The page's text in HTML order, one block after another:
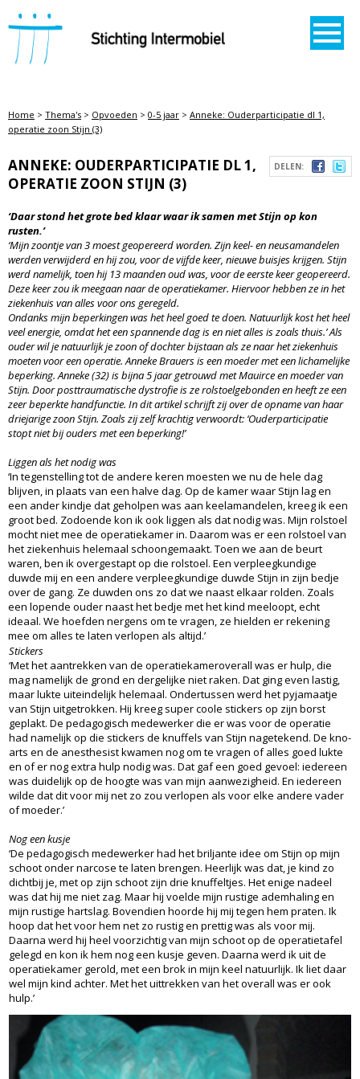
STICHTING INTERMOBIEL
Home > Thema's > Opvoeden > 0-5 jaar > Anneke: Ouderparticipatie dl 1,
operatie zoon Stijn (3)
DELEN:
ANNEKE: OUDERPARTICIPATIE DL 1,
OPERATIE ZOON STIJN (3)
‘Daar stond het grote bed klaar waar ik samen met Stijn op kon
rusten.’
‘Mijn zoontje van 3 moest geopereerd worden. Zijn keel- en neusamandelen
werden verwijderd en hij zou, voor de vijfde keer, nieuwe buisjes krijgen. Stijn
werd namelijk, toen hij 13 maanden oud was, voor de eerste keer geopereerd.
Deze keer zou ik meegaan naar de operatiekamer. Hiervoor hebben ze in het
ziekenhuis van alles voor ons geregeld.
Ondanks mijn beperkingen was het heel goed te doen. Natuurlijk kost het heel
veel energie, omdat het een spannende dag is en niet alles is zoals thuis.’ Als
ouder wil je natuurlijk je zoon of dochter bijstaan als ze naar het ziekenhuis
moeten voor een operatie. Anneke Brauers is een moeder met een lichamelijke
beperking. Anneke (32) is bijna 5 jaar getrouwd met Mauirce en moeder van
Stijn. Door posttraumatische dystrofie is ze rolstoelgebonden en heeft ze een
zeer beperkte handfunctie. In dit artikel schrijft zij over de opname van haar
driejarige zoon Stijn. Zoals zij zelf krachtig verwoordt: ‘Ouderparticipatie
stopt niet bij ouders met een beperking!’
Liggen als het nodig was
‘In tegenstelling tot de andere keren moesten we nu de hele dag
blijven, in plaats van een halve dag. Op de kamer waar Stijn lag en
een ander kindje dat geholpen was aan keelamandelen, kreeg ik een
groot bed. Zodoende kon ik ook liggen als dat nodig was. Mijn rolstoel
mocht niet mee de operatiekamer in. Daarom was er een rolstoel van
het ziekenhuis helemaal schoongemaakt. Toen we aan de beurt
waren, ben ik overgestapt op die rolstoel. Een verpleegkundige
duwde mij en een andere verpleegkundige duwde Stijn in zijn bedje
over de gang. Ze duwden ons zo dat we naast elkaar rolden. Zoals
een lopende ouder naast het bedje met het kind meeloopt, echt
ideaal. We hoefden nergens om te vragen, ze hielden er rekening
mee om alles te laten verlopen als altijd.’
Stickers
‘Met het aantrekken van de operatiekameroverall was er hulp, die
mag namelijk de grond en dergelijke niet raken. Dat ging even lastig,
maar lukte uiteindelijk helemaal. Ondertussen werd het pyjamaatje
van Stijn uitgetrokken. Hij kreeg super coole stickers op zijn borst
geplakt. De pedagogisch medewerker die er was voor de operatie
had namelijk op die stickers de knuffels van Stijn nagetekend. De kno-
arts en de anesthesist kwamen nog om te vragen of alles goed lukte
en of er nog extra hulp nodig was. Dat gaf een goed gevoel: iedereen
was duidelijk op de hoogte was van mijn aanwezigheid. En iedereen
wilde dat dit voor mij net zo zou verlopen als voor elke andere vader
of moeder.’
Nog een kusje
‘De pedagogisch medewerker had het briljante idee om Stijn op mijn
schoot onder narcose te laten brengen. Heerlijk was dat, je kind zo
dichtbij je, met op zijn schoot zijn drie knuffeltjes. Het enige nadeel
was dat hij me niet zag. Maar hij voelde mijn rustige ademhaling en
mijn rustige hartslag. Bovendien hoorde hij mij tegen hem praten. Ik
hoop dat het voor hem net zo rustig en prettig was als voor mij.
Daarna werd hij heel voorzichtig van mijn schoot op de operatietafel
gelegd en kon ik hem nog een kusje geven. Daarna werd ik uit de
operatiekamer gerold, met een brok in mijn keel natuurlijk. Ik liet daar
wel mijn kind achter. Met het uittrekken van het overall was er ook
hulp.’